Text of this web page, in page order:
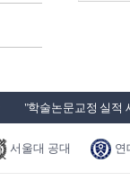
"학술논문교정 실적
서울대 공대 연